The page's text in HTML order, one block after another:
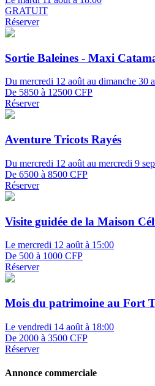
GRATUIT
Réserver
Sortie Baleines - Maxi
Du mercredi 12 août au dimanche 30
De 5850 à 12500 CFP
Réserver
Aventure Tricots Rayés
Du mercredi 12 août au mercredi 9
De 6500 à 8500 CFP
Réserver
Visite guidée de la Maison
Le mercredi 12 août à 15:00
De 500 à 1000 CFP
Réserver
Mois du patrimoine au Fort
Le vendredi 14 août à 18:00
De 2000 à 3500 CFP
Réserver
Annonce commerciale